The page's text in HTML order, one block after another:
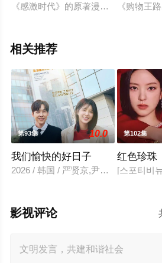
《感激时代》的原著漫画出自《茶母
《购物王
相关推荐
第93集 10.0
我们愉快的好日子
2026 / 韩国 / 严贤京,尹仲勋,申正允,
第102集
红色珍珠
[스포티비
影视评论